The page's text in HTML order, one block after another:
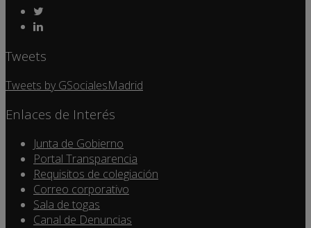
Tweets
Tweets by GSocialesMadrid
Enlaces de Interés
Junta de Gobierno
Portal Transparencia
Requisitos de colegiación
Correo corporativo
Sala de togas
Canal de Denuncias